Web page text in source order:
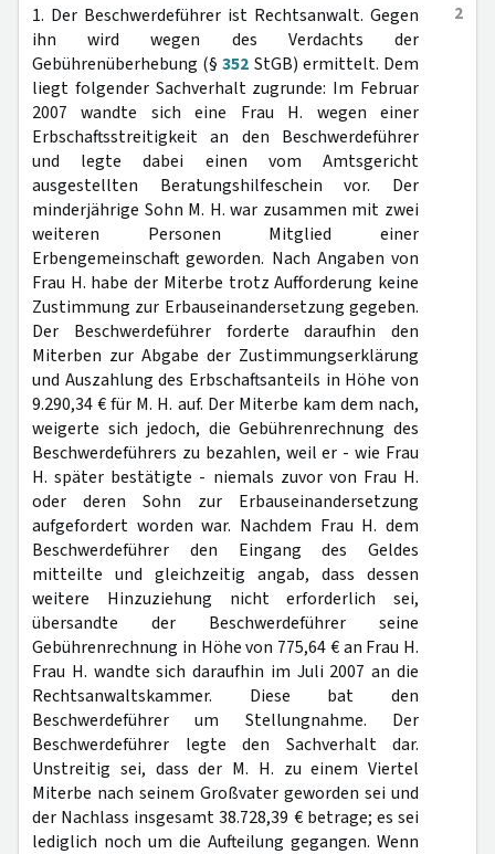
2
1. Der Beschwerdeführer ist Rechtsanwalt. Gegen
ihn wird wegen des Verdachts der
Gebührenüberhebung (§352 StGB) ermittelt. Dem
liegt folgender Sachverhalt zugrunde: Im Februar
2007 wandte sich eine Frau H. wegen einer
Erbschaftsstreitigkeit an den Beschwerdeführer
und legte dabei einen vom Amtsgericht
ausgestellten Beratungshilfeschein vor. Der
minderjährige Sohn M. H. war zusammen mit zwei
weiteren Personen Mitglied einer
Erbengemeinschaft geworden. Nach Angaben von
Frau H. habe der Miterbe trotz Aufforderung keine
Zustimmung zur Erbauseinandersetzung gegeben.
Der Beschwerdeführer forderte daraufhin den
Miterben zur Abgabe der Zustimmungserklärung
und Auszahlung des Erbschaftsanteils in Höhe von
9.290,34 € für M. H. auf. Der Miterbe kam dem nach,
weigerte sich jedoch, die Gebührenrechnung des
Beschwerdeführers zu bezahlen, weil er - wie Frau
H. später bestätigte - niemals zuvor von Frau H.
oder deren Sohn zur Erbauseinandersetzung
aufgefordert worden war. Nachdem Frau H. dem
Beschwerdeführer den Eingang des Geldes
mitteilte und gleichzeitig angab, dass dessen
weitere Hinzuziehung nicht erforderlich sei,
übersandte der Beschwerdeführer seine
Gebührenrechnung in Höhe von 775,64 € an Frau H.
Frau H. wandte sich daraufhin im Juli 2007 an die
Rechtsanwaltskammer. Diese bat den
Beschwerdeführer um Stellungnahme. Der
Beschwerdeführer legte den Sachverhalt dar.
Unstreitig sei, dass der M. H. zu einem Viertel
Miterbe nach seinem Großvater geworden sei und
der Nachlass insgesamt 38.728,39 € betrage; es sei
lediglich noch um die Aufteilung gegangen. Wenn